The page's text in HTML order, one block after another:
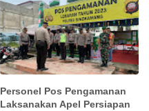
Personel Pos Pengamanan
Laksanakan Apel Persiapan